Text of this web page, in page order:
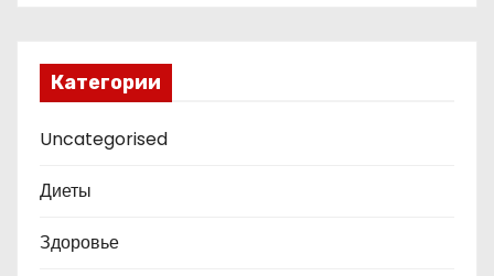
Категории
Uncategorised
Диеты
Здоровье